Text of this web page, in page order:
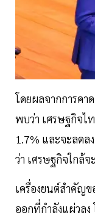
โดยผลจากการคา
พบว่า เศรษฐกิจไ
1.7% และจะลดล
ว่า เศรษฐกิจใกล้
เครื่องยนต์สำคัญข
ออกที่กำลังแผ่วลง